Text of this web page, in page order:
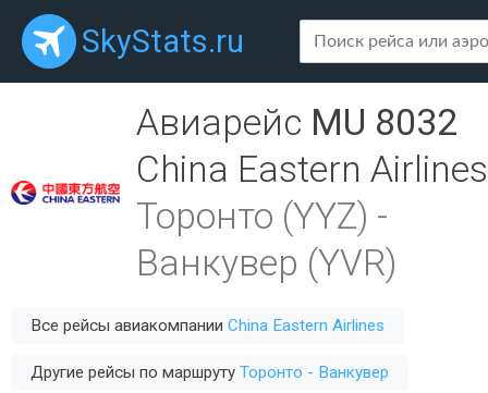
SkyStats.ru
Авиарейс MU 8032
China Eastern Airlines
Торонто (YYZ) -
Ванкувер (YVR)
Все рейсы авиакомпании China Eastern Airlines
Другие рейсы по маршруту Торонто - Ванкувер